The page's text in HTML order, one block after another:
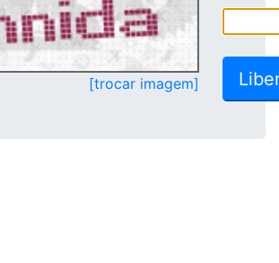
[trocar imagem]